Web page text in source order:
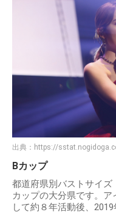
出典： https://
Bカップ
都道府県別バストサイズ
カップの大分県です。
して約８年活動後、